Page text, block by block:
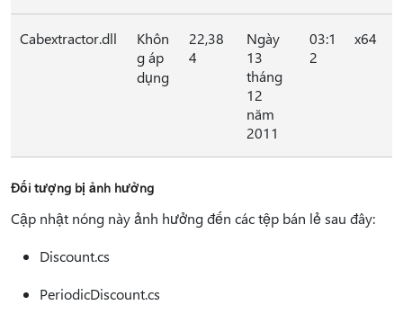
Cabextractor.dll
Khôn
g áp
dụng
22,38
4
Ngày
13
tháng
12
năm
2011
03:1
2
x64
Đối tượng bị ảnh hưởng
Cập nhật nóng này ảnh hưởng đến các tệp bán lẻ sau đây:
Discount.cs
PeriodicDiscount.cs